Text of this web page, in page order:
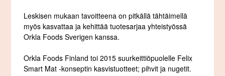
Leskisen mukaan tavoitteena on pitkällä tähtäimellä
myös kasvattaa ja kehittää tuotesarjaa yhteistyössä
Orkla Foods Sverigen kanssa.
Orkla Foods Finland toi 2015 suurkeittiöpuolelle Felix
Smart Mat -konseptin kasvistuotteet; pihvit ja nugetit.